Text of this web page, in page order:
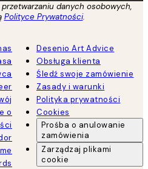
danych osobowych,
Polityce Prywatności.
o
Desenio Art Advice
Obsługa klienta
Śledź swoje zamówienie
Zasady i warunki
Polityka prywatności
Cookies
Prośba o anulowanie
zamówienia
Zarządzaj plikami
cookie